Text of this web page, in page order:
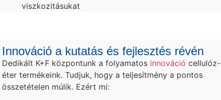
viszkozitásukat
Innováció a kutatás és fejlesztés révén
Dedikált K+F központunk a folyamatos innováció cellulóz-
éter termékeink. Tudjuk, hogy a teljesítmény a pontos
összetételen múlik. Ezért mi: